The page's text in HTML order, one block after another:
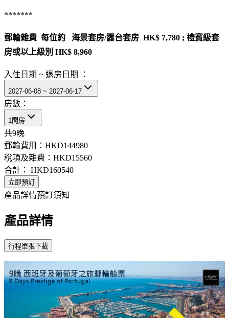
*******
郵輪雜費 每位約 海景套房/露台套房 HK$ 7,780 ; 禮賓級套
房或以上級別 HK$ 8,960
入住日期 ~ 退房日期 ：
2027-06-08 ~ 2027-06-17
房數：
1間房
共9晚
郵輪費用： HKD144980
稅項及雜費： HKD15560
合計： HKD160540
立即預訂
產品詳情預訂須知
產品詳情